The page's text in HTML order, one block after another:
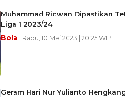
Muhammad Ridwan Dipastikan
Liga 1 2023/24
Bola | Rabu, 10 Mei 2023 | 20:25 WIB
Geram Hari Nur Yulianto